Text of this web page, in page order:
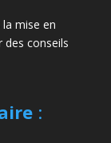
mise en
conseils
: